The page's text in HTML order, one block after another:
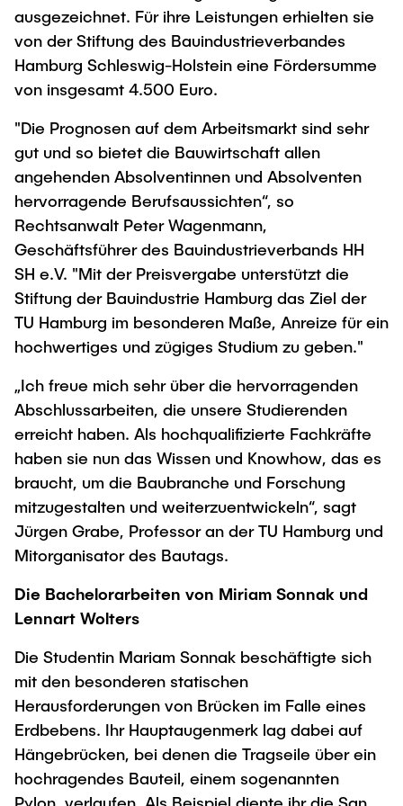
"Biobased Processes and Reactor
Technologies"
Research and institutes
Joint School of Multidisciplinary Studies
Institutes
Overview
ausgezeichnet. Für ihre Leistungen erhielten sie
von der Stiftung des Bauindustrieverbandes
Hamburg Schleswig-Holstein eine Fördersumme
von insgesamt 4.500 Euro.
"Die Prognosen auf dem Arbeitsmarkt sind sehr
gut und so bietet die Bauwirtschaft allen
angehenden Absolventinnen und Absolventen
hervorragende Berufsaussichten“, so
Rechtsanwalt Peter Wagenmann,
Geschäftsführer des Bauindustrieverbands HH
SH e.V. "Mit der Preisvergabe unterstützt die
Stiftung der Bauindustrie Hamburg das Ziel der
TU Hamburg im besonderen Maße, Anreize für ein
hochwertiges und zügiges Studium zu geben."
„Ich freue mich sehr über die hervorragenden
Abschlussarbeiten, die unsere Studierenden
erreicht haben. Als hochqualifizierte Fachkräfte
haben sie nun das Wissen und Knowhow, das es
braucht, um die Baubranche und Forschung
mitzugestalten und weiterzuentwickeln“, sagt
Jürgen Grabe, Professor an der TU Hamburg und
Mitorganisator des Bautags.
Die Bachelorarbeiten von Miriam Sonnak und
Lennart Wolters
Die Studentin Mariam Sonnak beschäftigte sich
mit den besonderen statischen
Herausforderungen von Brücken im Falle eines
Erdbebens. Ihr Hauptaugenmerk lag dabei auf
Hängebrücken, bei denen die Tragseile über ein
hochragendes Bauteil, einem sogenannten